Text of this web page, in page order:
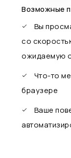
Возможные
Вы
со
ожидаемую
Что-то
браузере
Ваше